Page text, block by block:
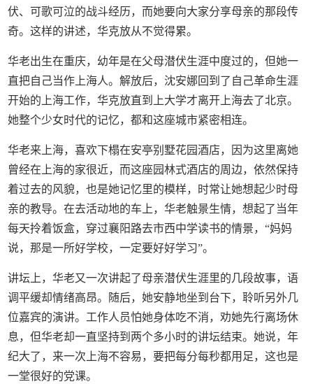
伏、可歌可泣的战斗经历，而她要向大家分享母亲的那段传
奇。这样的讲述，华克放从不觉得累。
华老出生在重庆，幼年是在父母潜伏生涯中度过的，但她一
直把自己当作上海人。解放后，沈安娜回到了自己革命生涯
开始的上海工作，华克放直到上大学才离开上海去了北京。
她整个少女时代的记忆，都和这座城市紧密相连。
华老来上海，喜欢下榻在安亭别墅花园酒店，因为这里离她
曾经在上海的家很近，而这座园林式酒店的周边，依然保持
着过去的风貌，也是她记忆里的模样，时常让她想起少时母
亲的教导。在去活动地的车上，华老触景生情，想起了当年
每天拎着饭盒，穿过襄阳路去市西中学读书的情景，“妈妈
说，那是一所好学校，一定要好好学习”。
讲坛上，华老又一次讲起了母亲潜伏生涯里的几段故事，语
调平缓却情绪高昂。随后，她安静地坐到台下，聆听另外几
位嘉宾的演讲。工作人员怕她身体吃不消，劝她先行离场休
息，但华老却一直坚持到两个多小时的讲坛结束。她说，年
纪大了，来一次上海不容易，要把每分每秒都用足，这也是
一堂很好的党课。